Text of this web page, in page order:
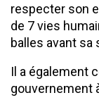
respecter son
de 7 vies
balles avant sa
Il a également
gouvernement